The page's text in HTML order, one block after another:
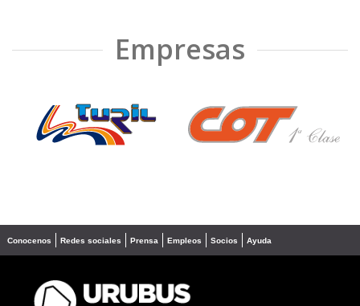
Empresas
❮ ❯
Conocenos Redes sociales Prensa Empleos Socios Ayuda